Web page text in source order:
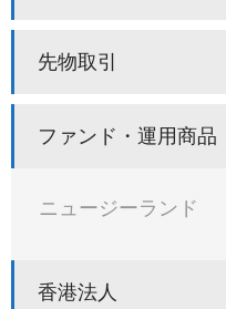
先物取引
ファンド・運用商品
ニュージーランド
香港法人